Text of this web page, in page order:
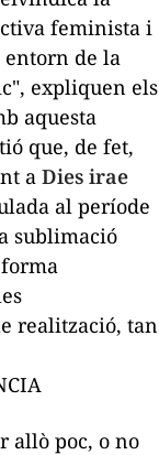
feminista i
entorn de la
expliquen els
aquesta
que, de fet,
a Dies irae
al període
sublimació
realització, tan
allò poc, o no